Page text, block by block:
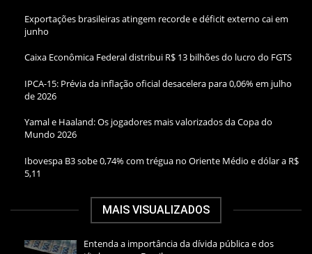
Exportações brasileiras atingem recorde e déficit externo cai em
junho
Caixa Econômica Federal distribui R$ 13 bilhões do lucro do FGTS
IPCA-15: Prévia da inflação oficial desacelera para 0,06% em julho
de 2026
Yamal e Haaland: Os jogadores mais valorizados da Copa do
Mundo 2026
Ibovespa B3 sobe 0,74% com trégua no Oriente Médio e dólar a R$
5,11
MAIS VISUALIZADOS
Entenda a importância da dívida pública e dos